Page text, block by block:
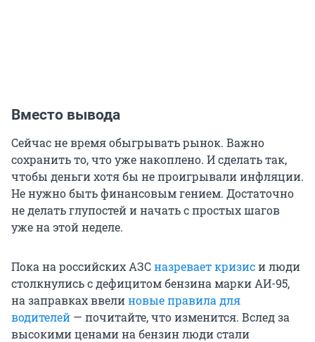
Вместо вывода
Сейчас не время обыгрывать рынок. Важно
сохранить то, что уже накоплено. И сделать так,
чтобы деньги хотя бы не проигрывали инфляции.
Не нужно быть финансовым гением. Достаточно
не делать глупостей и начать с простых шагов
уже на этой неделе.
Пока на российских АЗСназревает кризиси люди
столкнулись с дефицитом бензина марки АИ-95,
на заправках ввелиновые правила для
водителей — почитайте, что изменится. Вслед за
высокими ценами на бензин люди стали